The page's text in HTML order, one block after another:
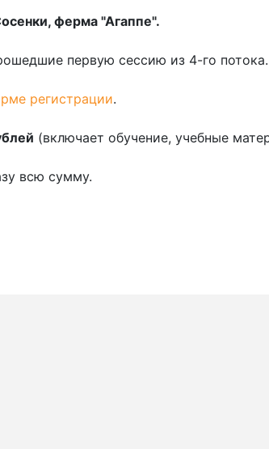
ферма "Агаппе".
первую сессию из 4-го потока.
регистрации.
(включает обучение, учебные
всю сумму.